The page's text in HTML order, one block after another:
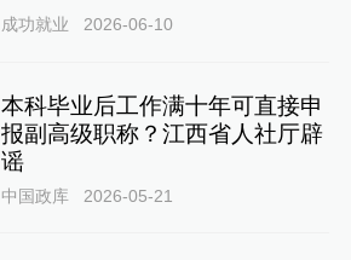
成功就业 2026-06-10
本科毕业后工作满十年可直接申
报副高级职称？江西省人社厅辟
谣
中国政库 2026-05-21